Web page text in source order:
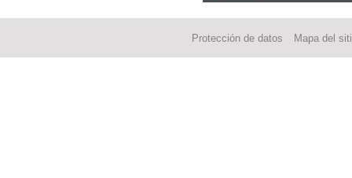
Protección de datos Mapa del